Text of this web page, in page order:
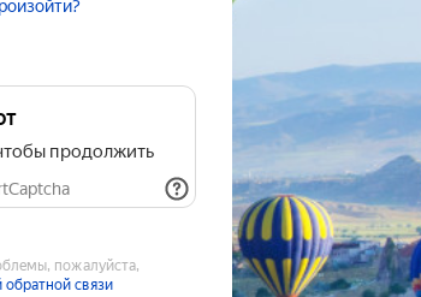
продолжить
пожалуйста,
связи